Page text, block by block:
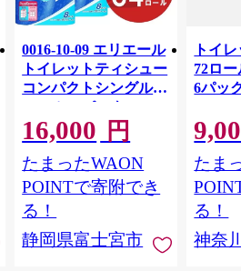
0016-10-09 エリエール
トイレットティシュー
コンパクトシングル 8
ロール×8パック 64ロ
ール 1.5倍巻 82.5m
トイレットペーパー
シングル パルプ100％
香りつき 日用品 消耗
品 備蓄
16,000 円
たまったWAON
POINTで寄附でき
る！
静岡県富士宮市
トイ
72ロ
6パッ
FSCリ
長巻タ
100％
防災
ペー
川県
トペー
たま
る！
神奈